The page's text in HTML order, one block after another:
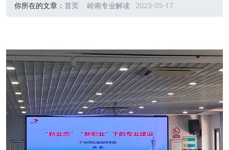
你所在的文章： 首页 岭南专业解读 2023-05-17